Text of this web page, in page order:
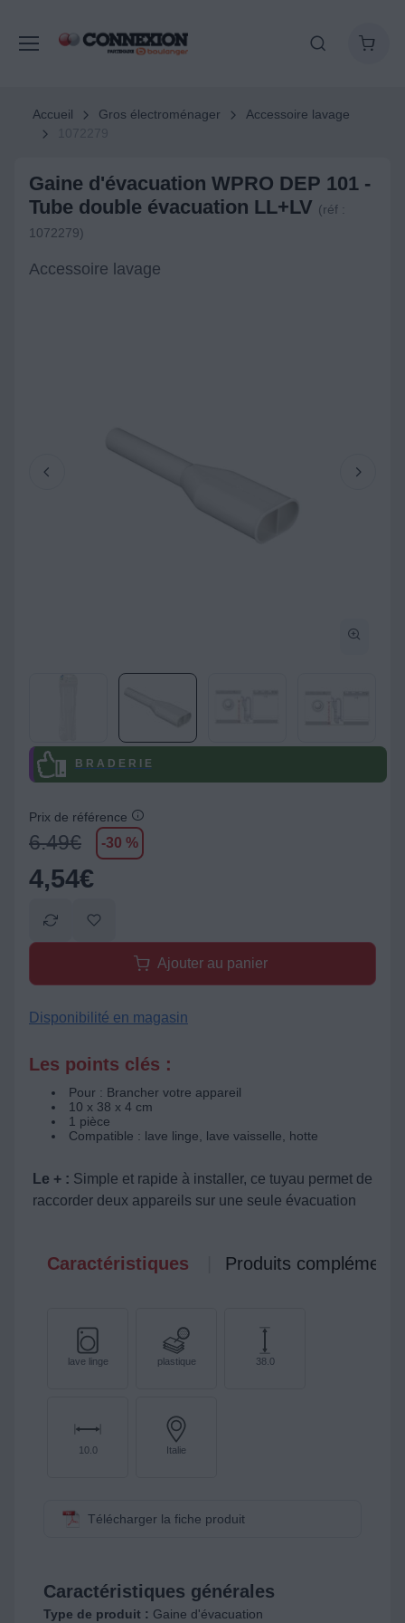
Accueil Gros électroménager
Accessoire lavage
Gaine d'évacuation WPRO DEP 101 -
Tube double évacuation LL+LV (réf :
1072279)
Accessoire lavage
B R A D E R I E
Prix de référence
6.49€ -30 %
4,54€
Ajouter au panier
Disponibilité en magasin
Les points clés :
Pour : Brancher votre appareil
10 x 38 x 4 cm
1 pièce
Compatible : lave linge, lave vaisselle, hotte
Le + : Simple et rapide à installer, ce tuyau permet de
raccorder deux appareils sur une seule évacuation
Caractéristiques Produits
lave linge plastique 38.0
10.0 Italie
Télécharger la fiche produit
Caractéristiques générales
Type de produit : Gaine d'évacuation